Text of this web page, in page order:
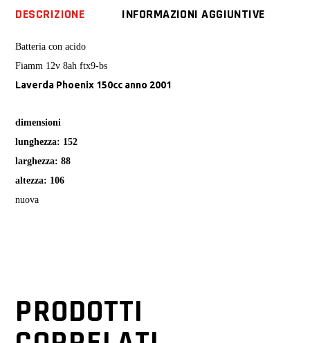
quantity
DESCRIZIONE INFORMAZIONI AGGIUNTIVE
Batteria con acido
Fiamm 12v 8ah ftx9-bs
Laverda Phoenix 150cc anno 2001
dimensioni
lunghezza: 152
larghezza: 88
altezza: 106
nuova
PRODOTTI